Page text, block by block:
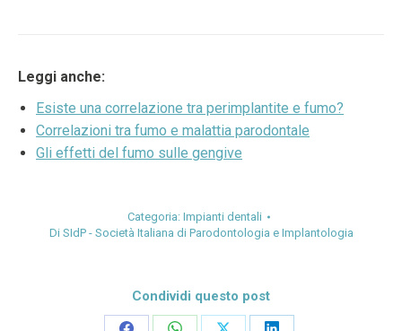
Leggi anche:
Esiste una correlazione tra perimplantite e fumo?
Correlazioni tra fumo e malattia parodontale
Gli effetti del fumo sulle gengive
Categoria: Impianti dentali
Di SIdP - Società Italiana di Parodontologia e Implantologia
Condividi questo post